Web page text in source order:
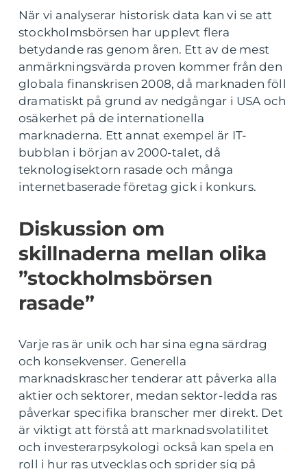
När vi analyserar historisk data kan vi se att
stockholmsbörsen har upplevt flera
betydande ras genom åren. Ett av de mest
anmärkningsvärda proven kommer från den
globala finanskrisen 2008, då marknaden föll
dramatiskt på grund av nedgångar i USA och
osäkerhet på de internationella
marknaderna. Ett annat exempel är IT-
bubblan i början av 2000-talet, då
teknologisektorn rasade och många
internetbaserade företag gick i konkurs.
Diskussion om
skillnaderna mellan olika
”stockholmsbörsen
rasade”
Varje ras är unik och har sina egna särdrag
och konsekvenser. Generella
marknadskrascher tenderar att påverka alla
aktier och sektorer, medan sektor-ledda ras
påverkar specifika branscher mer direkt. Det
är viktigt att förstå att marknadsvolatilitet
och investerarpsykologi också kan spela en
roll i hur ras utvecklas och sprider sig på